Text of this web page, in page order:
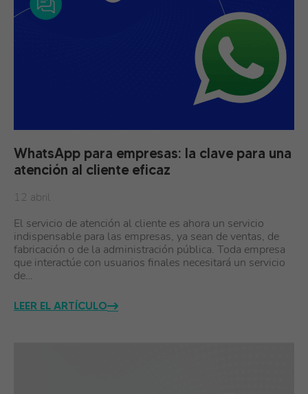
WhatsApp para empresas: la clave para una
atención al cliente eficaz
12 abril
El servicio de atención al cliente es ahora un servicio
indispensable para las empresas, ya sean de ventas, de
fabricación o de la administración pública. Toda empresa
que interactúe con usuarios finales necesitará un servicio
de…
LEER EL ARTÍCULO